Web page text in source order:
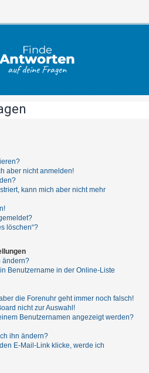
aber nicht anmelden!
kann mich aber nicht mehr
löschen“?
ändern?
Benutzername in der Online-Liste
die Forenuhr geht immer noch falsch!
nicht zur Auswahl!
Benutzernamen angezeigt werden?
ihn ändern?
E-Mail-Link klicke, werde ich